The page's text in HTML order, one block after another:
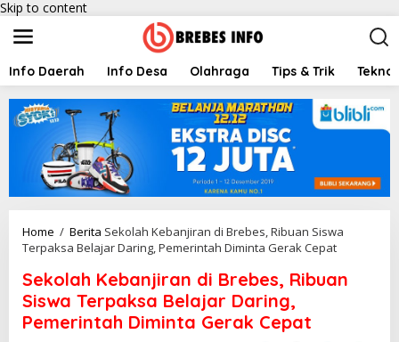
Skip to content
Info Daerah Info Desa Olahraga Tips & Trik
Home / Berita Sekolah Kebanjiran di Brebes, Ribuan Siswa
Terpaksa Belajar Daring, Pemerintah Diminta Gerak Cepat
Sekolah Kebanjiran di Brebes, Ribuan
Siswa Terpaksa Belajar Daring,
Pemerintah Diminta Gerak Cepat